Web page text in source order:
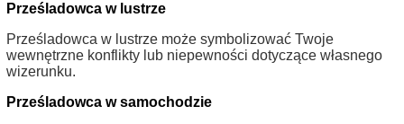
Prześladowca w lustrze
Prześladowca w lustrze może symbolizować Twoje
wewnętrzne konflikty lub niepewności dotyczące własnego
wizerunku.
Prześladowca w samochodzie